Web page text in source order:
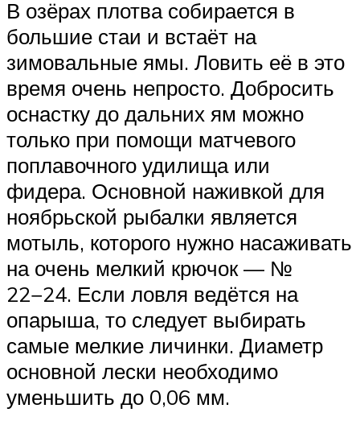
В озёрах плотва собирается в
большие стаи и встаёт на
зимовальные ямы. Ловить её в это
время очень непросто. Добросить
оснастку до дальних ям можно
только при помощи матчевого
поплавочного удилища или
фидера. Основной наживкой для
ноябрьской рыбалки является
мотыль, которого нужно насаживать
на очень мелкий крючок — №
22−24. Если ловля ведётся на
опарыша, то следует выбирать
самые мелкие личинки. Диаметр
основной лески необходимо
уменьшить до 0,06 мм.